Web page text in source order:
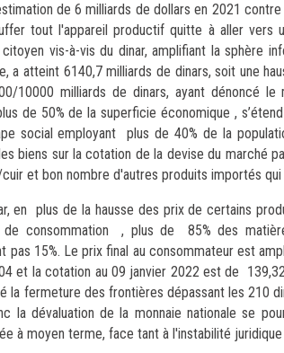
de 6 milliards de dollars en 2021
tout l'appareil productif quitte à aller
vis-à-vis du dinar, amplifiant la sphère
a atteint 6140,7 milliards de dinars, soit une
10000 milliards de dinars, ayant dénoncé
de 50% de la superficie économique ,
social employant plus de 40% de la
biens sur la cotation de la devise du marché
et bon nombre d'autres produits importés
en plus de la hausse des prix de certains
consommation , plus de 85% des
pas 15%. Le prix final au consommateur est
et la cotation au 09 janvier 2022 est de
la fermeture des frontières dépassant les 210
la dévaluation de la monnaie nationale se
à moyen terme, face tant à l'instabilité